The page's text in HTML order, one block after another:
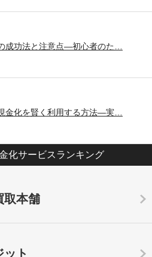
成功法と注意点—初心者のた…
金化を賢く利用する方法—実…
化サービスランキング
取本舗
ト